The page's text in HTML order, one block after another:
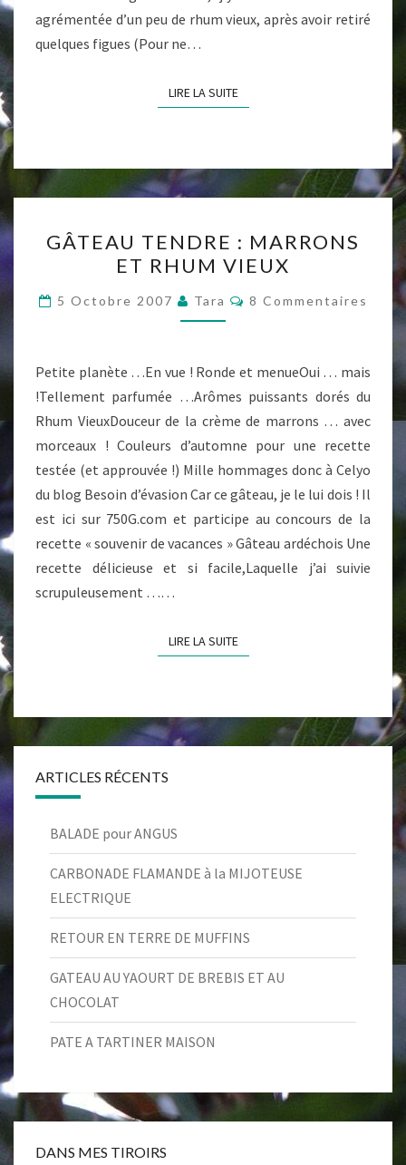
agrémentée d’un peu de rhum vieux, après avoir retiré
quelques figues (Pour ne…
LIRE LA SUITELIRE LA SUITE
TENDRE
:
MARRONS
ET
VIEUX
GÂTEAU TENDRE : MARRONS
ET RHUM VIEUX
5 Octobre 2007 Tara Commentaires
8 Commentaires
Petite planète …En vue ! Ronde et menueOui … mais
!Tellement parfumée …Arômes puissants dorés du
Rhum VieuxDouceur de la crème de marrons … avec
morceaux ! Couleurs d’automne pour une recette
testée (et approuvée !) Mille hommages donc à Celyo
du blog Besoin d’évasion Car ce gâteau, je le lui dois ! Il
est ici sur 750G.com et participe au concours de la
recette « souvenir de vacances » Gâteau ardéchois Une
recette délicieuse et si facile,Laquelle j’ai suivie
scrupuleusement ……
LIRE LA SUITELIRE LA SUITE
ARTICLES RÉCENTS
BALADE pour ANGUS
CARBONADE FLAMANDE à la MIJOTEUSE
ELECTRIQUE
RETOUR EN TERRE DE MUFFINS
GATEAU AU YAOURT DE BREBIS ET AU
CHOCOLAT
PATE A TARTINER MAISON
DANS MES TIROIRS